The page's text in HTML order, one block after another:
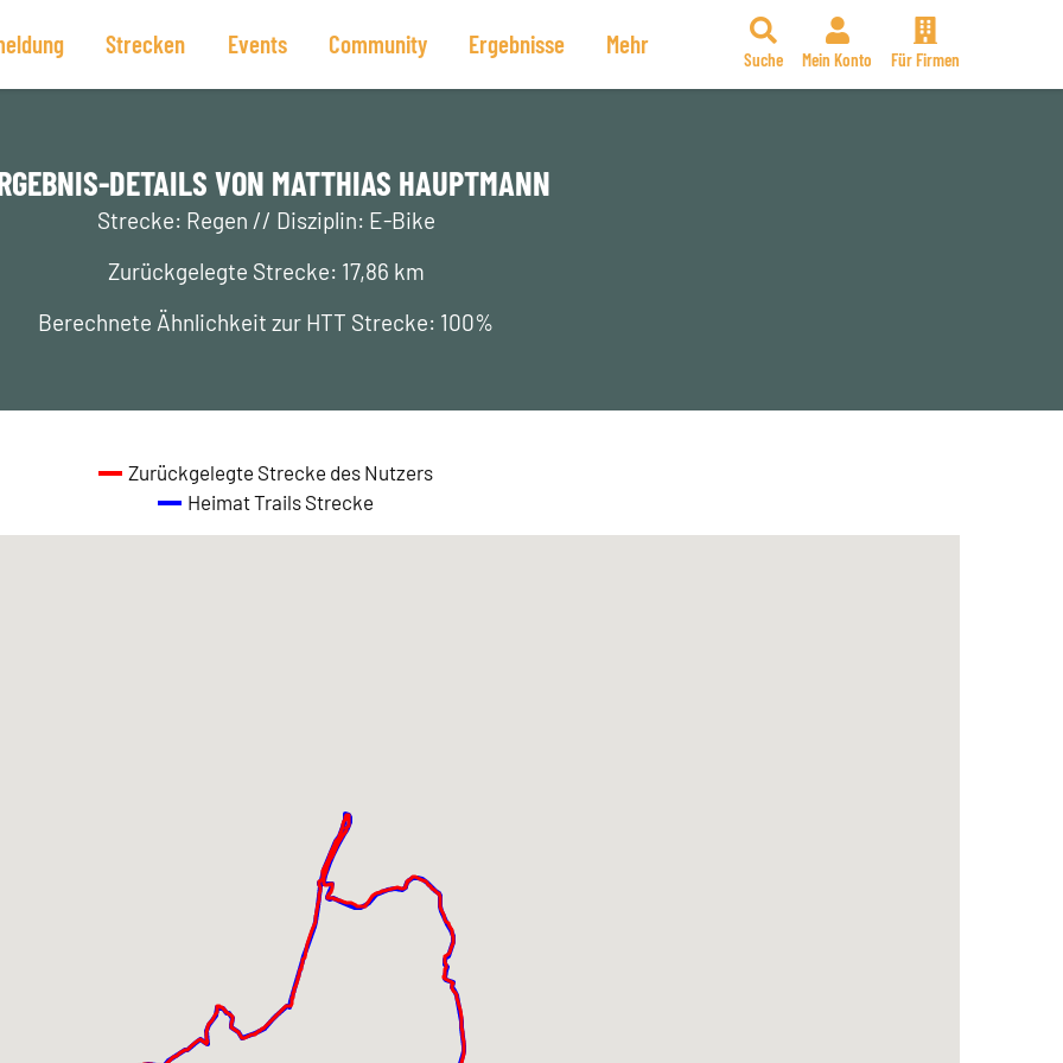
Strecken Events Community Ergebnisse Mehr
Suche Mein Konto Für Firmen
DETAILS VON MATTHIAS HAUPTMANN
Strecke: Regen // Disziplin: E-Bike
Zurückgelegte Strecke: 17,86 km
Berechnete Ähnlichkeit zur HTT Strecke: 100%
Zurückgelegte Strecke des Nutzers
Heimat Trails Strecke